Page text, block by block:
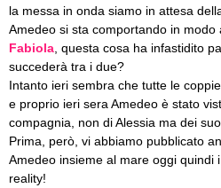
la messa in onda siamo in attesa
Amedeo si sta comportando in
Fabiola , questa cosa ha infastidito
succederà tra i due?
Intanto ieri sembra che tutte le
e proprio ieri sera Amedeo è stato
compagnia, non di Alessia ma dei
Prima, però, vi abbiamo pubblicato
Amedeo insieme al mare oggi quindi
reality!